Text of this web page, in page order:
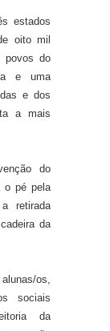
estados
oito mil
povos do
e uma
e dos
a mais
do
o pé pela
retirada
da
os,
sociais
da